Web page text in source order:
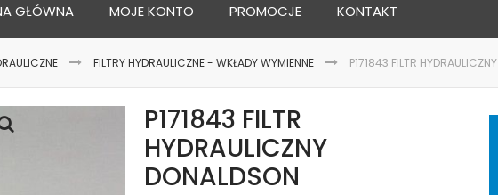
GŁÓWNA MOJE KONTO PROMOCJE KONTAKT
FILTRY HYDRAULICZNE - WKŁADY WYMIENNE P171843 FILTR
P171843 FILTR
HYDRAULICZNY
DONALDSON